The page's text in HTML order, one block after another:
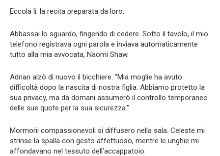
Eccola lì: la recita preparata da loro.
Abbassai lo sguardo, fingendo di cedere. Sotto il tavolo, il mio
telefono registrava ogni parola e inviava automaticamente
tutto alla mia avvocata, Naomi Shaw.
Adrian alzò di nuovo il bicchiere. “Mia moglie ha avuto
difficoltà dopo la nascita di nostra figlia. Abbiamo protetto la
sua privacy, ma da domani assumerò il controllo temporaneo
delle sue quote per la sua sicurezza.”
Mormorii compassionevoli si diffusero nella sala. Celeste mi
strinse la spalla con gesto affettuoso, mentre le unghie mi
affondavano nel tessuto dell’accappatoio.